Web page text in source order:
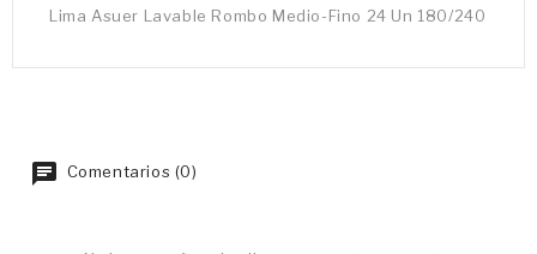
Lima Asuer Lavable Rombo Medio-Fino 24 Un 180/240
Comentarios (0)